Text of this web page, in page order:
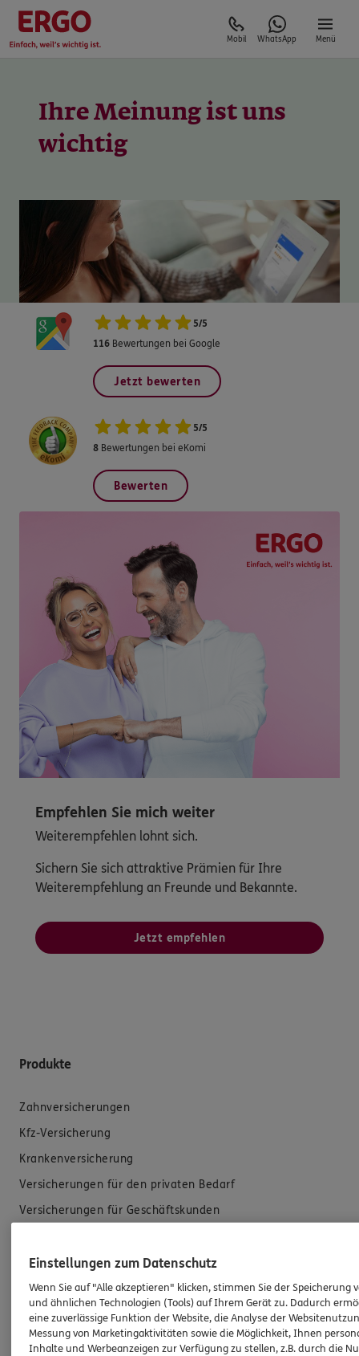
Mobil WhatsApp Menü
Ihre Meinung ist uns
5/5
116 Bewertungen bei Google
Jetzt bewerten
5/5
8 Bewertungen bei eKomi
Bewerten
Empfehlen Sie mich weiter
Weiterempfehlen lohnt sich.
Sichern Sie sich attraktive Prämien für Ihre
Weiterempfehlung an Freunde und Bekannte.
Jetzt empfehlen
Produkte
Zahnversicherungen
Kfz-Versicherung
Krankenversicherung
Versicherungen für den privaten Bedarf
Versicherungen für Geschäftskunden
E-Mail schreiben
Schaden melden
Erstkontaktinformationen
Einstellungen zum Datenschutz
Wenn Sie auf "Alle akzeptieren" klicken, stimmen Sie der Speicherung
und ähnlichen Technologien (Tools) auf Ihrem Gerät zu. Dadurch
eine zuverlässige Funktion der Website, die Analyse der
Messung von Marketingaktivitäten sowie die Möglichkeit, Ihnen
Inhalte und Werbeanzeigen zur Verfügung zu stellen, z.B. durch die